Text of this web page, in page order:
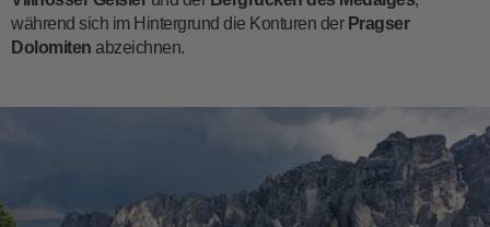
während sich im Hintergrund die Konturen der Pragser
Dolomiten abzeichnen.